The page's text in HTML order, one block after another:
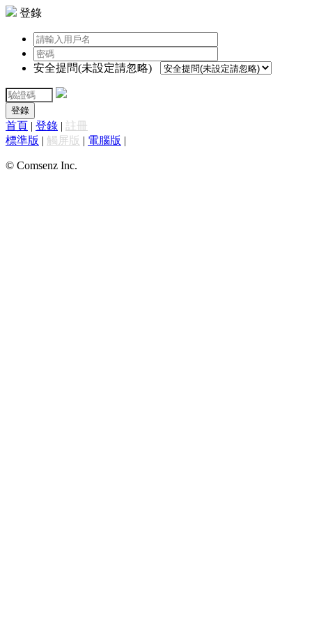
登錄
安全提問(未設定請忽略)
登錄
首頁 | 登錄 | 註冊
標準版 | 觸屏版 | 電腦版 |
© Comsenz Inc.